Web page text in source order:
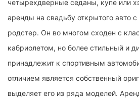
четырехдверные седаны, купе или
аренды на свадьбу открытого авто
родстер. Он во многом сходен с
кабриолетом, но более стильный и
принадлежит к спортивным
отличием является собственный
выделяет его из ряда моделей.